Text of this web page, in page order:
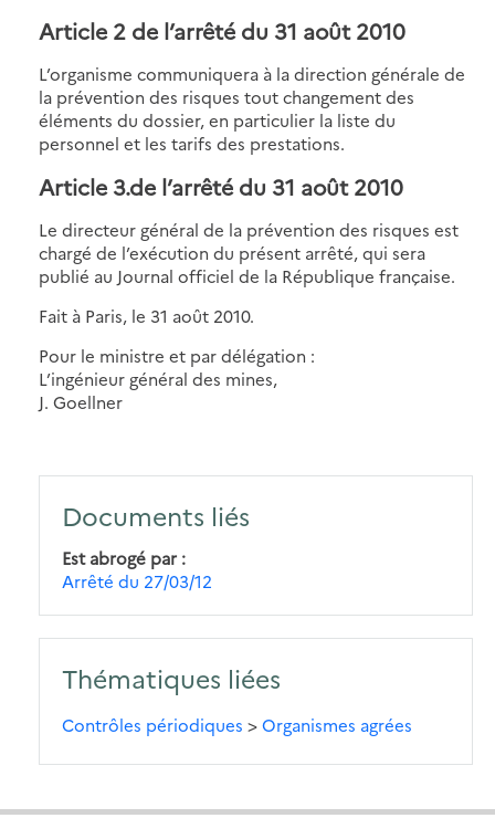
Article 2 de l’arrêté du 31 août 2010
L’organisme communiquera à la direction générale de
la prévention des risques tout changement des
éléments du dossier, en particulier la liste du
personnel et les tarifs des prestations.
Article 3.de l’arrêté du 31 août 2010
Le directeur général de la prévention des risques est
chargé de l’exécution du présent arrêté, qui sera
publié au Journal officiel de la République française.
Fait à Paris, le 31 août 2010.
Pour le ministre et par délégation :
L’ingénieur général des mines,
J. Goellner
Documents liés
Est abrogé par
Arrêté du 27/03/12
Thématiques liées
Contrôles périodiques >Organismes agrées